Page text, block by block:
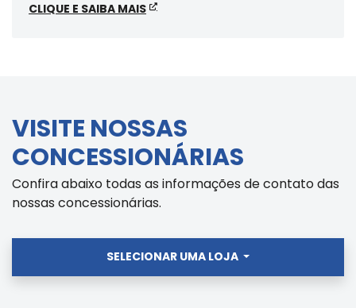
CLIQUE E SAIBA MAIS
VISITE NOSSAS
CONCESSIONÁRIAS
Confira abaixo todas as informações de contato das
nossas concessionárias.
SELECIONAR UMA LOJA